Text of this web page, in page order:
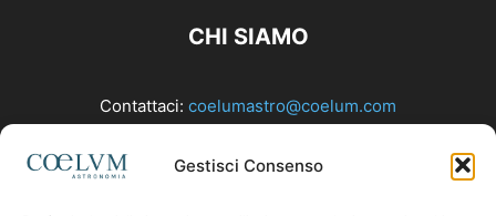
Gestisci Consenso
CHI SIAMO
Contattaci: coelumastro@coelum.com
SEGUICI